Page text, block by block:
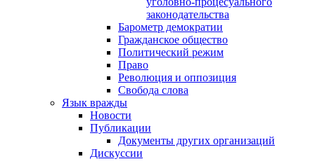
законодательства
Барометр демократии
Гражданское общество
Политический режим
Право
Революция и оппозиция
Свобода слова
Язык вражды
Новости
Публикации
Документы других организаций
Дискуссии